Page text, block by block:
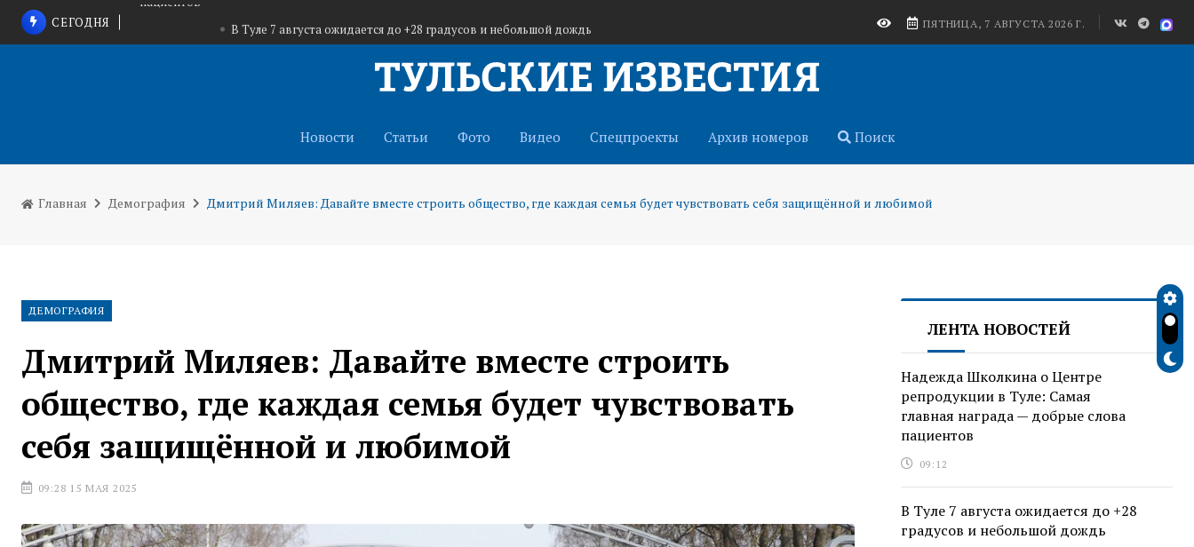
СЕГОДНЯ
В Туле 7 августа ожидается до +28 градусов и небольшой дождь
Надежда Школкина о Центре репродукции в Туле: Самая главная награда — добрые слова
ПЯТНИЦА, 7 АВГУСТА 2026 Г.
Новости Статьи Фото Видео Спецпроекты Архив номеров Поиск
Главная Демография Дмитрий Миляев: Давайте вместе строить общество, где каждая семья будет чувствовать себя защищённой и любимой
ДЕМОГРАФИЯ
Дмитрий Миляев: Давайте вместе строить
общество, где каждая семья будет чувствовать
себя защищённой и любимой
09:28 15 МАЯ 2025
ЛЕНТА НОВОСТЕЙ
Надежда Школкина о Центре
репродукции в Туле: Самая
главная награда — добрые слова
пациентов
09:12
В Туле 7 августа ожидается до +28
градусов и небольшой дождь